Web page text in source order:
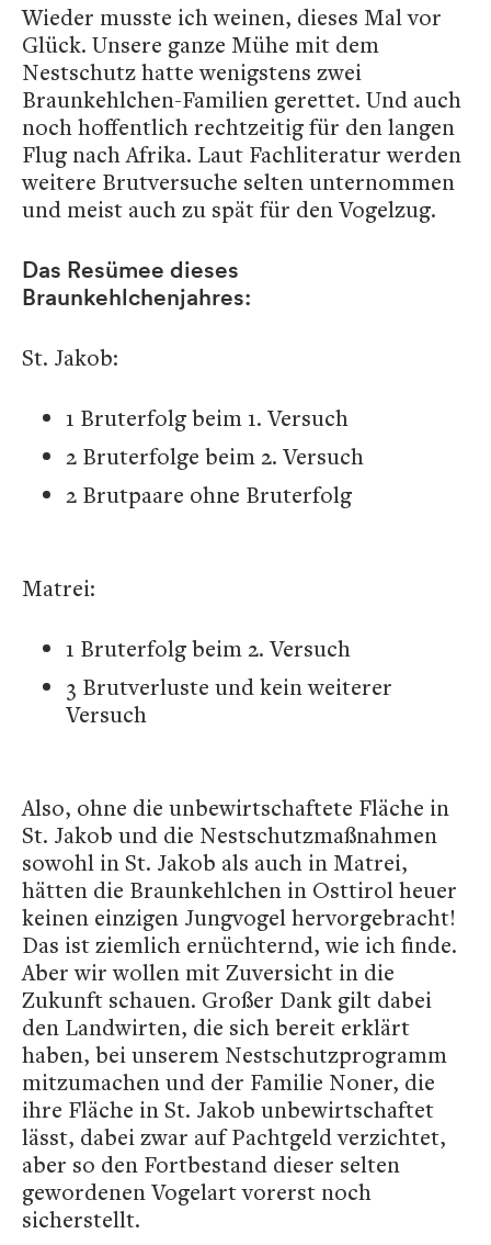
Wieder musste ich weinen, dieses Mal vor
Glück. Unsere ganze Mühe mit dem
Nestschutz hatte wenigstens zwei
Braunkehlchen-Familien gerettet. Und auch
noch hoffentlich rechtzeitig für den langen
Flug nach Afrika. Laut Fachliteratur werden
weitere Brutversuche selten unternommen
und meist auch zu spät für den Vogelzug.
Das Resümee dieses
Braunkehlchenjahres:
St. Jakob:
1 Bruterfolg beim 1. Versuch
2 Bruterfolge beim 2. Versuch
2 Brutpaare ohne Bruterfolg
Matrei:
1 Bruterfolg beim 2. Versuch
3 Brutverluste und kein weiterer
Versuch
Also, ohne die unbewirtschaftete Fläche in
St. Jakob und die Nestschutzmaßnahmen
sowohl in St. Jakob als auch in Matrei,
hätten die Braunkehlchen in Osttirol heuer
keinen einzigen Jungvogel hervorgebracht!
Das ist ziemlich ernüchternd, wie ich finde.
Aber wir wollen mit Zuversicht in die
Zukunft schauen. Großer Dank gilt dabei
den Landwirten, die sich bereit erklärt
haben, bei unserem Nestschutzprogramm
mitzumachen und der Familie Noner, die
ihre Fläche in St. Jakob unbewirtschaftet
lässt, dabei zwar auf Pachtgeld verzichtet,
aber so den Fortbestand dieser selten
gewordenen Vogelart vorerst noch
sicherstellt.